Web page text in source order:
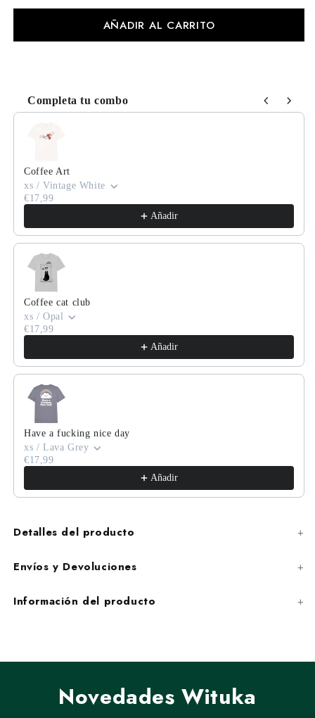
AÑADIR AL CARRITO
Completa tu combo
Use the Previous and Next buttons to navigate through
Coffee Art
xs / Vintage White
€17,99
Añadir
Coffee cat club
xs / Opal
€17,99
Añadir
Have a fucking nice day
xs / Lava Grey
€17,99
Añadir
Detalles del producto
Envíos y Devoluciones
Información del producto
Novedades Wituka